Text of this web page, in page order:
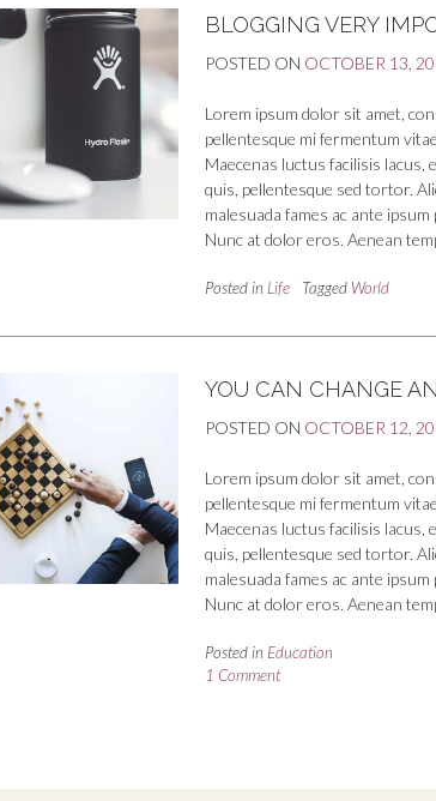
BLOGGING VERY
POSTED ON OCTOBER 13,
Lorem ipsum dolor sit amet,
pellentesque mi fermentum
Maecenas luctus facilisis lacus,
quis, pellentesque sed tortor.
malesuada fames ac ante
Nunc at dolor eros. Aenean
Posted in Life Tagged World
YOU CAN CHANGE
POSTED ON OCTOBER 12,
Lorem ipsum dolor sit amet,
pellentesque mi fermentum
Maecenas luctus facilisis lacus,
quis, pellentesque sed tortor.
malesuada fames ac ante
Nunc at dolor eros. Aenean
Posted in Education
1 Comment